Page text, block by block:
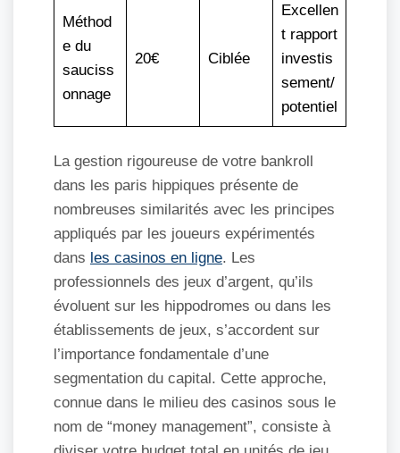
Méthod
e du
sauciss
onnage
20€ Ciblée
Excellen
t rapport
investis
sement/
potentiel
La gestion rigoureuse de votre bankroll
dans les paris hippiques présente de
nombreuses similarités avec les principes
appliqués par les joueurs expérimentés
dans les casinos en ligne. Les
professionnels des jeux d’argent, qu’ils
évoluent sur les hippodromes ou dans les
établissements de jeux, s’accordent sur
l’importance fondamentale d’une
segmentation du capital. Cette approche,
connue dans le milieu des casinos sous le
nom de “money management”, consiste à